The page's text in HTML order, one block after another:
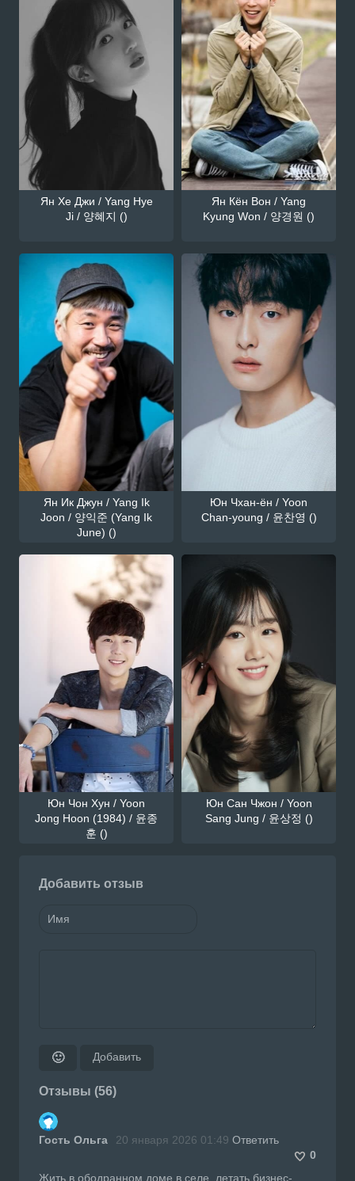
Ян Хе Джи / Yang Hye
Ji / 양혜지 ()
Ян Кён Вон / Yang
Kyung Won / 양경원 ()
Ян Ик Джун / Yang Ik
Joon / 양익준 (Yang Ik
June) ()
Юн Чхан-ён / Yoon
Chan-young / 윤찬영 ()
Юн Чон Хун / Yoon
Jong Hoon (1984) / 윤종
훈 ()
Юн Сан Чжон / Yoon
Sang Jung / 윤상정 ()
Добавить отзыв
🙂 Добавить
Отзывы (56)
Гость Ольга 20 января 2026 01:49 Ответить
0
Жить в ободранном доме в селе, летать бизнес-